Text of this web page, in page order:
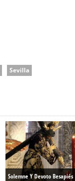
Sevilla
Solemne Y Devoto Besapiés